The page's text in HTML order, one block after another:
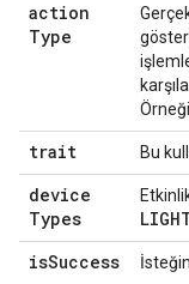
action
Type
trait
Bu
device
Types
isSuccess İsteğin